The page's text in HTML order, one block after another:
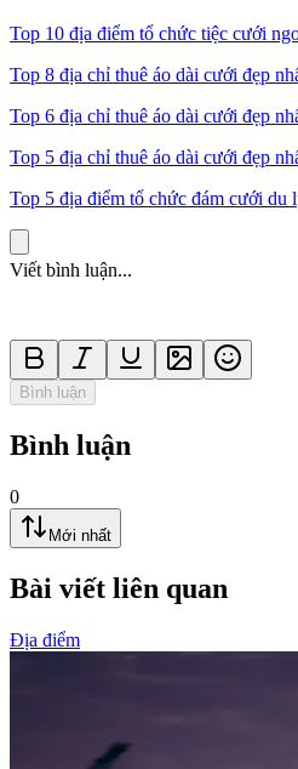
Top 10 địa điểm tổ chức tiệc cưới
Top 8 địa chỉ thuê áo dài cưới đẹp
Top 6 địa chỉ thuê áo dài cưới đẹp
Top 5 địa chỉ thuê áo dài cưới đẹp
Top 5 địa điểm tổ chức đám cưới
Viết bình luận...
Bình luận
Bình luận
0
Mới nhất
Bài viết liên quan
Địa điểm